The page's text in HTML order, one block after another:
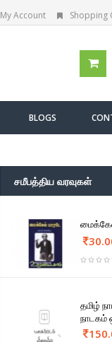
My Account Shopping
BLOGS
சமீபத்திய வரவுகள்
தமிழ்
நாடகம்